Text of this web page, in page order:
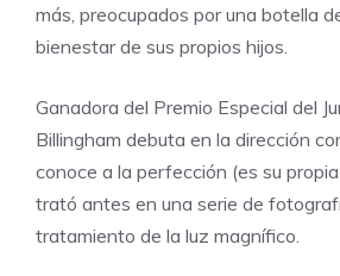
más, preocupados por una botella
bienestar de sus propios hijos.
Ganadora del Premio Especial del
Billingham debuta en la dirección
conoce a la perfección (es su
trató antes en una serie de
tratamiento de la luz magnífico.